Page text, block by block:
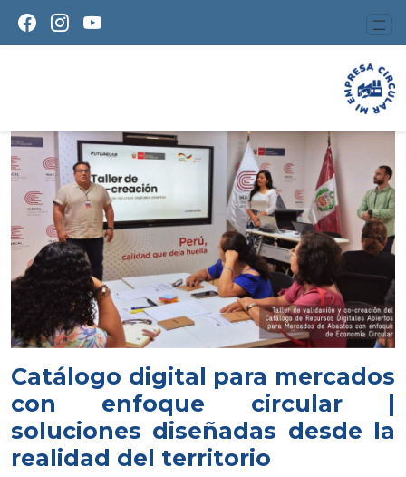
Catálogo digital para mercados
con enfoque circular |
soluciones diseñadas desde la
realidad del territorio